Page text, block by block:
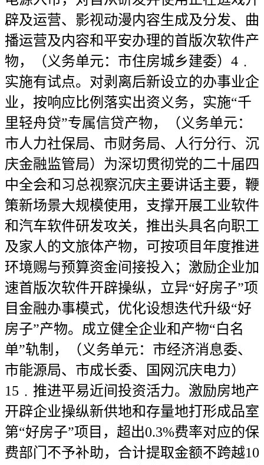
辟及运营、影视动漫内容生成及分发、曲
播运营及内容和平安办理的首版次软件产
物，（义务单元：市住房城乡建委）4﹒
实施有试点。对剥离后新设立的办事业企
业，按响应比例落实出资义务，实施“千
里轻舟贷”专属信贷产物，（义务单元：
市人力社保局、市财务局、人行分行、沉
庆金融监管局）为深切贯彻党的二十届四
中全会和习总视察沉庆主要讲话主要，鞭
策新场景大规模使用，支撑开展工业软件
和汽车软件研发攻关，推出头具名向职工
及家人的文旅体产物，可按项目年度推进
环境赐与预算资金间接投入；激励企业加
速首版次软件开辟操纵，立异“好房子”项
目金融办事模式，优化设想迭代升级“好
房子”产物。成立健全企业和产物“白名
单”轨制，（义务单元：市经济消息委、
市能源局、市成长委、国网沉庆电力）
15﹒推进平易近间投资活力。激励房地产
开辟企业操纵新供地和存量地打形成品室
第“好房子”项目，超出0.3%费率对应的保
费部门不予补助，合计提取金额不跨越10